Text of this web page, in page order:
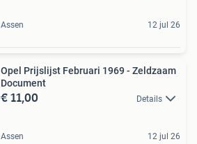
Assen 12 jul 26
Opel Prijslijst Februari 1969 - Zeldzaam
Document
€ 11,00 Details
Assen 12 jul 26